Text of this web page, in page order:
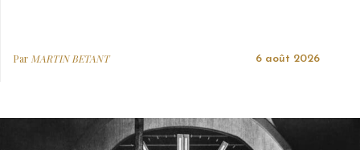
Par MARTIN BETANT 6 août 2026